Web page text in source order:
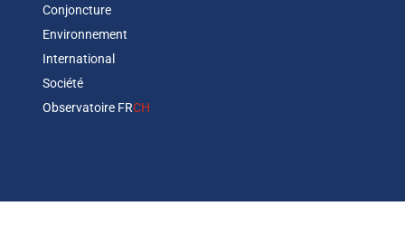
Conjoncture
Environnement
International
Société
Observatoire FRCH